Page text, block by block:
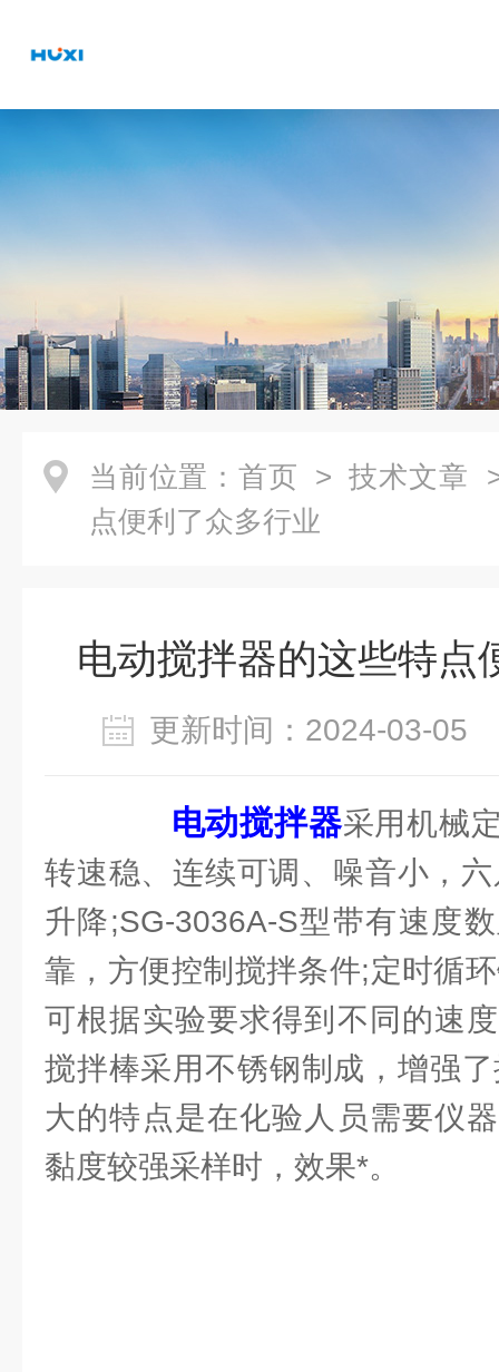
当前位置： 首页 > 技术文章
点便利了众多行业
电动搅拌器的这些特点
更新时间：2024-03-
电动搅拌器采用机械
转速稳、连续可调、噪音小，
升降;SG-3036A-S型带有速度
靠，方便控制搅拌条件;定时循
可根据实验要求得到不同的速
搅拌棒采用不锈钢制成，增强
大的特点是在化验人员需要仪
黏度较强采样时，效果*。